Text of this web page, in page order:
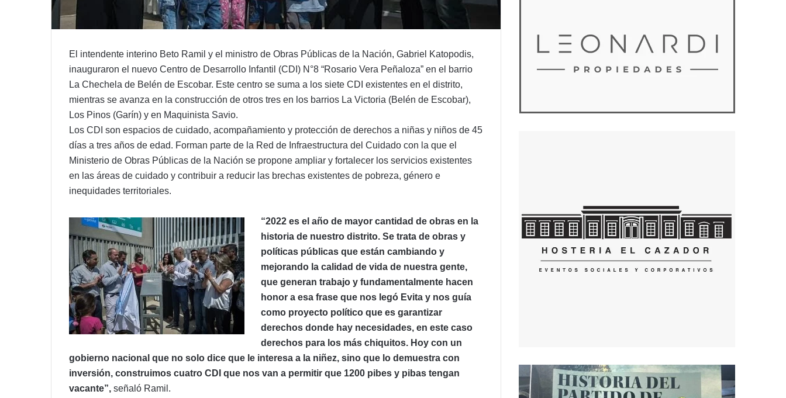
El intendente interino Beto Ramil y el ministro de Obras Públicas de la Nación, Gabriel Katopodis,
inauguraron el nuevo Centro de Desarrollo Infantil (CDI) N°8 “Rosario Vera Peñaloza” en el barrio
La Chechela de Belén de Escobar. Este centro se suma a los siete CDI existentes en el distrito,
mientras se avanza en la construcción de otros tres en los barrios La Victoria (Belén de Escobar),
Los Pinos (Garín) y en Maquinista Savio.
Los CDI son espacios de cuidado, acompañamiento y protección de derechos a niñas y niños de 45
días a tres años de edad. Forman parte de la Red de Infraestructura del Cuidado con la que el
Ministerio de Obras Públicas de la Nación se propone ampliar y fortalecer los servicios existentes
en las áreas de cuidado y contribuir a reducir las brechas existentes de pobreza, género e
inequidades territoriales.
“2022 es el año de mayor cantidad de obras en la
historia de nuestro distrito. Se trata de obras y
políticas públicas que están cambiando y
mejorando la calidad de vida de nuestra gente,
que generan trabajo y fundamentalmente hacen
honor a esa frase que nos legó Evita y nos guía
como proyecto político que es garantizar
derechos donde hay necesidades, en este caso
derechos para los más chiquitos. Hoy con un
gobierno nacional que no solo dice que le interesa a la niñez, sino que lo demuestra con
inversión, construimos cuatro CDI que nos van a permitir que 1200 pibes y pibas tengan
vacante”, señaló Ramil.